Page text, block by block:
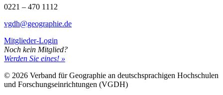
0221 – 470 1112
vgdh@geographie.de
Mitglieder-Login
Noch kein Mitglied?
Werden Sie eines! »
© 2026 Verband für Geographie an deutschsprachigen Hochschulen
und Forschungseinrichtungen (VGDH)